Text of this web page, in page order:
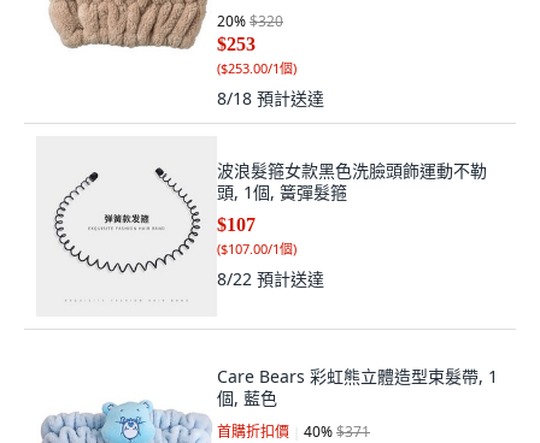
20%$320
$253
($253.00/1個)
8/18 預計送達
波浪髮箍女款黑色洗臉頭飾運動不勒
頭, 1個, 簧彈髮箍
$107
($107.00/1個)
8/22 預計送達
Care Bears 彩虹熊立體造型束髮帶, 1
個, 藍色
首購折扣價 40%$371